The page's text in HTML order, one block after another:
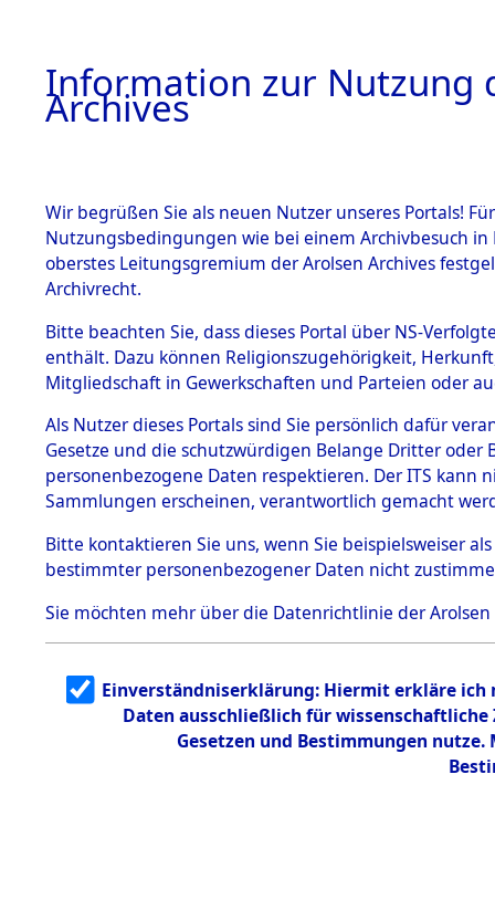
BESTÄNDE
1.
mente
5. Verschiedenes
5.3
Todesmärsche
5.3.1 Alliierte
Erhebungen
zu
Todesmärsch
en
5.3.2
g
5.3.3
Todesmärsch
- Sieber
Information zur Nutzung
Archives
Wir begrüßen Sie als neuen Nutzer unseres Portals!
Nutzungsbedingungen wie bei einem Archivbesuch
oberstes Leitungsgremium der Arolsen Archives
Archivrecht.
Bitte beachten Sie, dass dieses Portal über NS-
enthält. Dazu können Religionszugehörigkeit,
Mitgliedschaft in Gewerkschaften und Parteien oder
Als Nutzer dieses Portals sind Sie persönlich dafür
Gesetze und die schutzwürdigen Belange Dritter
personenbezogene Daten respektieren. Der ITS
Sammlungen erscheinen, verantwortlich gemacht
Bitte kontaktieren Sie uns, wenn Sie beispielsweiser
bestimmter personenbezogener Daten nicht
Sie möchten mehr über die Datenrichtlinie der Arolsen
Einverständniserklärung: Hiermit erkläre ich
Daten ausschließlich für
Gesetzen und Bestimmungen